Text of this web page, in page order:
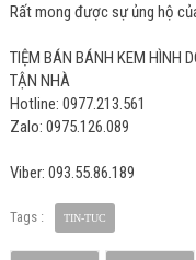
Rất mong được sự ủng hộ
TIỆM BÁN BÁNH KEM HÌNH
TẬN NHÀ
Hotline: 0977.213.561
Zalo: 0975.126.089
Viber: 093.55.86.189
Tags : TIN-TUC